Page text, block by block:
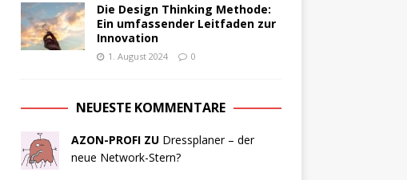
Die Design Thinking Methode:
Ein umfassender Leitfaden zur
Innovation
1. August 2024 0
NEUESTE KOMMENTARE
AZON-PROFI ZU Dressplaner – der
neue Network-Stern?